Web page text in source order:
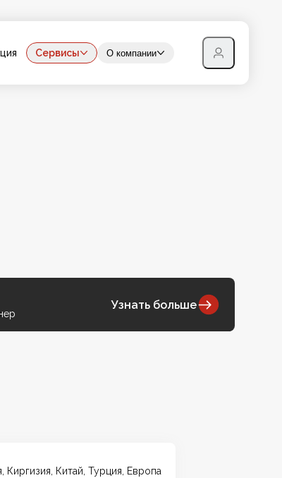
Сервисы О компании
Узнать больше
Киргизия, Китай, Турция, Европа